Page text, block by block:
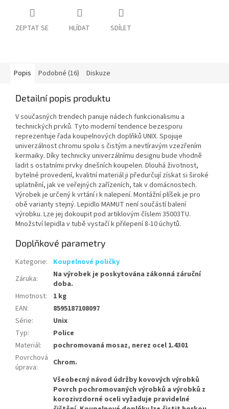
ZEPTAT SE HLÍDAT SDÍLET
Popis Podobné (16) Diskuze
Detailní popis produktu
V současných trendech panuje nádech funkcionalismu a
technických prvků. Tyto moderní tendence bezesporu
reprezentuje řada koupelnových doplňků UNIX. Spojuje
univerzálnost chromu spolu s čistým a nevtíravým vzezřením
kermaiky. Díky technicky univerzálnímu designu bude vhodně
ladit s ostatními prvky dnešních koupelen. Dlouhá životnost,
bytelné provedení, kvalitní materiál ji předurčují získat si široké
uplatnění, jak ve veřejných zařízeních, tak v domácnostech.
Výrobek je určený k vrtání i k nalepení. Montážní plíšek je pro
obě varianty stejný. Lepidlo MAMUT není součástí balení
výrobku. Lze jej dokoupit pod artiklovým číslem 35003TU.
Množství lepidla v tubě vystačí k přilepení 8-10 úchytů.
Doplňkové parametry
Kategorie:
Koupelnové poličky
Záruka:
Na výrobek je poskytována zákonná záruční
doba.
Hmotnost:
1 kg
EAN:
8595187108097
Série:
Unix
Typ:
Police
Materiál:
pochromovaná mosaz, nerez ocel 1.4301
Povrchová
úprava:
Chrom.
Všeobecný návod údržby kovových výrobků
Povrch pochromovaných výrobků a výrobků z
korozivzdorné oceli vyžaduje pravidelné